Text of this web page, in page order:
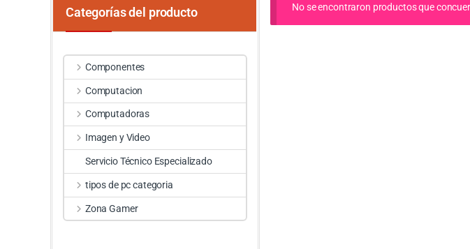
No se encontraron productos que
Categorías del producto
Componentes
Computacion
Computadoras
Imagen y Video
Servicio Técnico Especializado
tipos de pc categoria
Zona Gamer